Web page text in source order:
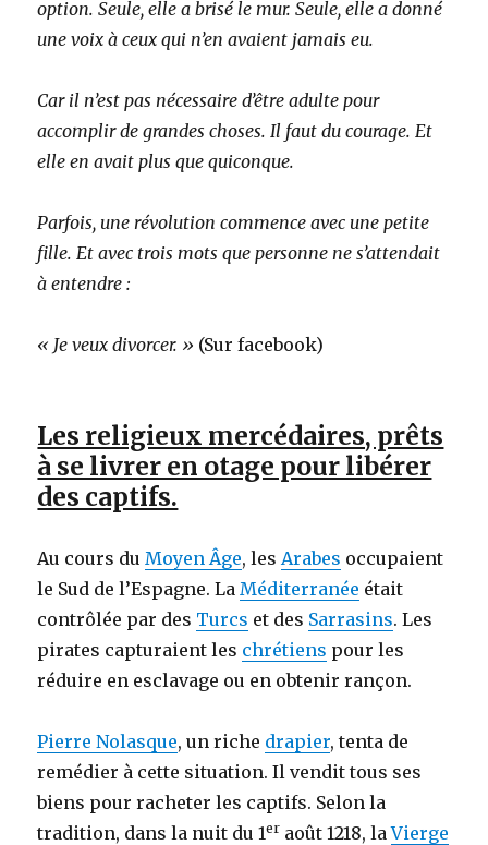
option. Seule, elle a brisé le mur. Seule, elle a donné
une voix à ceux qui n’en avaient jamais eu.
Car il n’est pas nécessaire d’être adulte pour
accomplir de grandes choses. Il faut du courage. Et
elle en avait plus que quiconque.
Parfois, une révolution commence avec une petite
fille. Et avec trois mots que personne ne s’attendait
à entendre :
« Je veux divorcer. » (Sur facebook)
Les religieux mercédaires, prêts
à se livrer en otage pour libérer
des captifs.
Au cours du Moyen Âge, les Arabes occupaient
le Sud de l’Espagne. La Méditerranée était
contrôlée par des Turcs et des Sarrasins. Les
pirates capturaient les chrétiens pour les
réduire en esclavage ou en obtenir rançon.
Pierre Nolasque, un riche drapier, tenta de
remédier à cette situation. Il vendit tous ses
biens pour racheter les captifs. Selon la
tradition, dans la nuit du 1er août 1218, laVierge